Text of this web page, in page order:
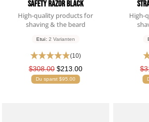
Carsten
Verifizierter Kunde
Schnelle Abwicklung und gewohnt
Safety Razor Black
High-quality products for
shaving & the beard
Etui: 2 Varianten
(10)
$308.00$213.00
Du sparst $95.00
High-